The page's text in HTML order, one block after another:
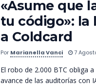
«Asume que
tu código»: la
a Coldcard
Por Marianella Vanci 7
El robo de 2.000 BTC obliga
avance de las auditorías con